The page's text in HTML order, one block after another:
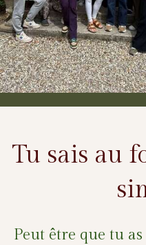
Tu sais au
Peut être que tu